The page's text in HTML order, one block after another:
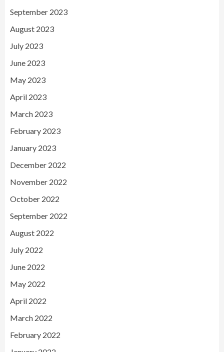
September 2023
August 2023
July 2023
June 2023
May 2023
April 2023
March 2023
February 2023
January 2023
December 2022
November 2022
October 2022
September 2022
August 2022
July 2022
June 2022
May 2022
April 2022
March 2022
February 2022